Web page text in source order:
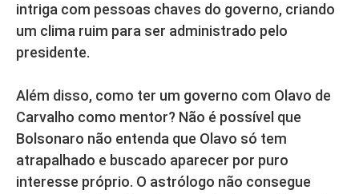
intriga com pessoas chaves do governo, criando
um clima ruim para ser administrado pelo
presidente.
Além disso, como ter um governo com Olavo de
Carvalho como mentor? Não é possível que
Bolsonaro não entenda que Olavo só tem
atrapalhado e buscado aparecer por puro
interesse próprio. O astrólogo não consegue